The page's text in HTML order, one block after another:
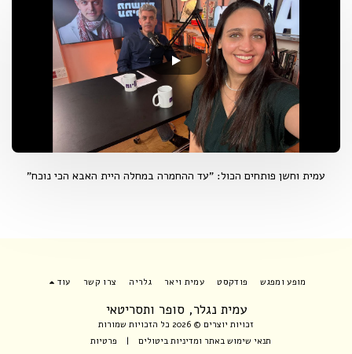
עמית וחשן פותחים הכול: "עד ההחמרה במחלה היית האבא הכי נוכח"
עמית נגלר, סופר ותסריטאי
זכויות יוצרים © 2026 כל הזכויות שמורות
תנאי שימוש באתר ומדיניות ביטולים | פרטיות
מופע ומפגש פודקסט עמית ויאר גלריה צרו קשר עוד